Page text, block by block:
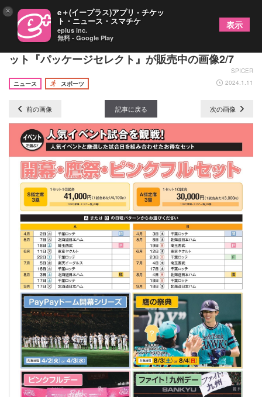
入手困難な人気試合も！ ホークスのシーズンチケ
ット『パッケージセレクト』が販売中の画像2/7
SPICER
ニュース
スポーツ 2024.1.11
前の画像 記事に戻る 次の画像
× e＋(イープラス)アプリ - チケッ
ト・ニュース・スマチケ
eplus inc.
無料 - Google Play
表示